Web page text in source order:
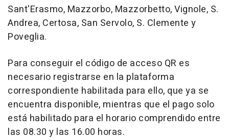
Sant'Erasmo, Mazzorbo, Mazzorbetto, Vignole, S.
Andrea, Certosa, San Servolo, S. Clemente y
Poveglia.
Para conseguir el código de acceso QR es
necesario registrarse en la plataforma
correspondiente habilitada para ello, que ya se
encuentra disponible, mientras que el pago solo
está habilitado para el horario comprendido entre
las 08.30 y las 16.00 horas.